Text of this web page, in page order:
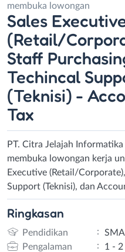
membuka lowongan
Sales
(Retail/
Staff
Techincal
(Teknisi) -
Tax
PT. Citra Jelajah
membuka lowongan kerja
Executive (Retail/
Support (Teknisi), dan
Ringkasan
Pendidikan :
Pengalaman
:
1 - 2